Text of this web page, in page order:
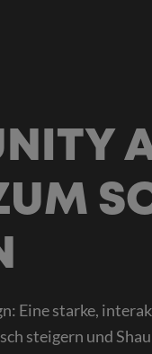
Eine starke,
steigern und